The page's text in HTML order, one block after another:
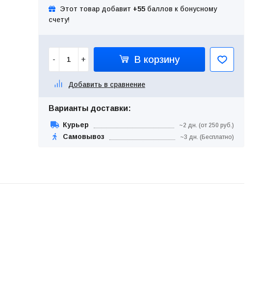
Этот товар добавит +55 баллов к бонусному
счету!
- + В корзину
Добавить в сравнение
Варианты доставки:
Курьер ~2 дн. (от 250 руб.)
Самовывоз ~3 дн. (Бесплатно)